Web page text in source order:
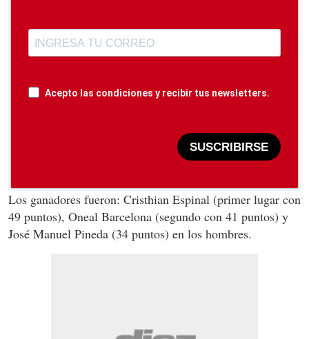
Acepto las condiciones y recibir tus newsletters.
SUSCRIBIRSE
Los ganadores fueron: Cristhian Espinal (primer lugar con
49 puntos), Oneal Barcelona (segundo con 41 puntos) y
José Manuel Pineda (34 puntos) en los hombres.